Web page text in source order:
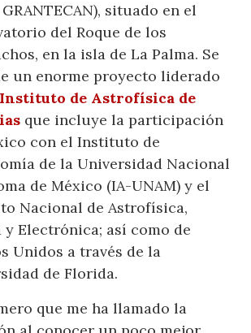
situado en el
del Roque de los
en la isla de La Palma. Se
un enorme proyecto liderado
Instituto de Astrofísica de
que incluye la participación
con el Instituto de
de la Universidad Nacional
de México (IA-UNAM) y el
Nacional de Astrofísica,
y Electrónica; así como de
Unidos a través de la
de Florida.
que me ha llamado la